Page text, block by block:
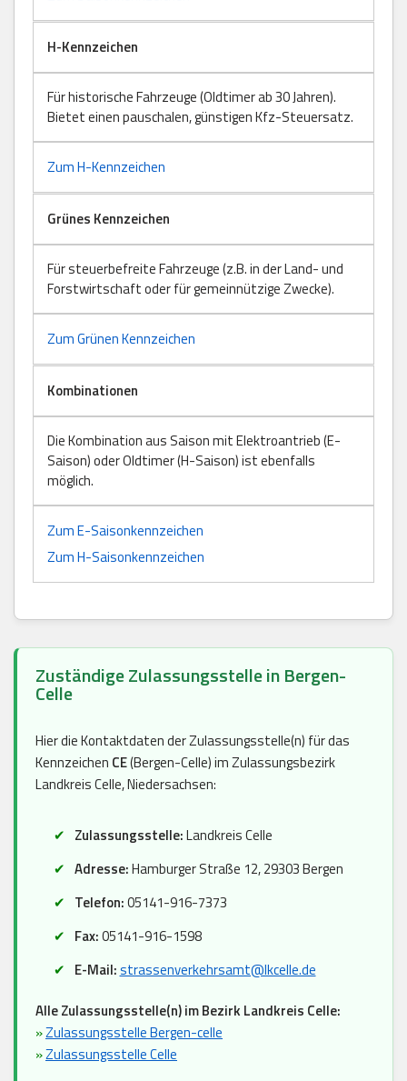
H-Kennzeichen
Für historische Fahrzeuge (Oldtimer ab 30 Jahren).
Bietet einen pauschalen, günstigen Kfz-Steuersatz.
Zum H-Kennzeichen
Grünes Kennzeichen
Für steuerbefreite Fahrzeuge (z.B. in der Land- und
Forstwirtschaft oder für gemeinnützige Zwecke).
Zum Grünen Kennzeichen
Kombinationen
Die Kombination aus Saison mit Elektroantrieb (E-
Saison) oder Oldtimer (H-Saison) ist ebenfalls
möglich.
Zum E-Saisonkennzeichen
Zum H-Saisonkennzeichen
Zuständige Zulassungsstelle in Bergen-
Celle
Hier die Kontaktdaten der Zulassungsstelle(n) für das
Kennzeichen CE(Bergen-Celle) im Zulassungsbezirk
Landkreis Celle, Niedersachsen:
Zulassungsstelle:Landkreis Celle
Adresse:Hamburger Straße 12, 29303 Bergen
Telefon:05141-916-7373
Fax:05141-916-1598
E-Mail:strassenverkehrsamt@lkcelle.de
Alle Zulassungsstelle(n) im Bezirk Landkreis Celle:
»Zulassungsstelle Bergen-celle
»Zulassungsstelle Celle